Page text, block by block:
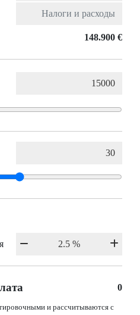
148.900 €
0
и рассчитываются с